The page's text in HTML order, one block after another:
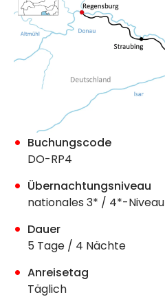
Buchungscode
DO-RP4
Übernachtungsniveau
nationales 3* / 4*-Niveau
Dauer
5 Tage / 4 Nächte
Anreisetag
Täglich